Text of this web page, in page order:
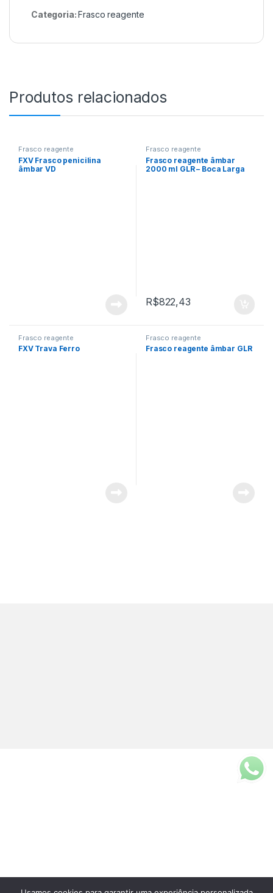
Categoria:Frasco reagente
Produtos relacionados
Frasco reagente
FXV Frasco penicilina
âmbar VD
Frasco reagente
Frasco reagente âmbar
2000 ml GLR – Boca Larga
R$822,43
Frasco reagente
FXV Trava Ferro
Frasco reagente
Frasco reagente âmbar GLR